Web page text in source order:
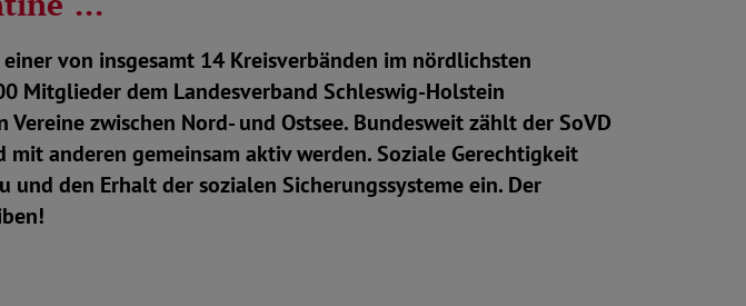
von insgesamt 14 Kreisverbänden im nördlichsten
Mitglieder dem Landesverband Schleswig-Holstein
zwischen Nord- und Ostsee. Bundesweit zählt der SoVD
anderen gemeinsam aktiv werden. Soziale Gerechtigkeit
den Erhalt der sozialen Sicherungssysteme ein. Der